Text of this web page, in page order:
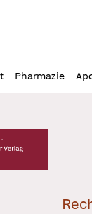
Pharmazie
Verlag Logo